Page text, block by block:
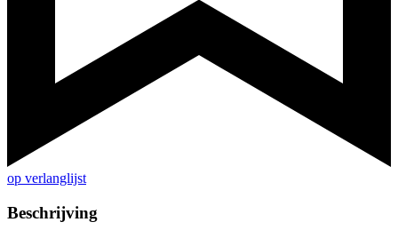
op verlanglijst
Beschrijving